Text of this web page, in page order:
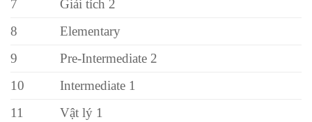
7
Giải tích 2
8
Elementary
9
Pre-Intermediate 2
10
Intermediate 1
11
Vật lý 1